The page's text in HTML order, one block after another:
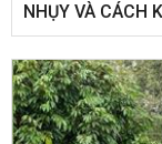
NHỤY VÀ CÁCH